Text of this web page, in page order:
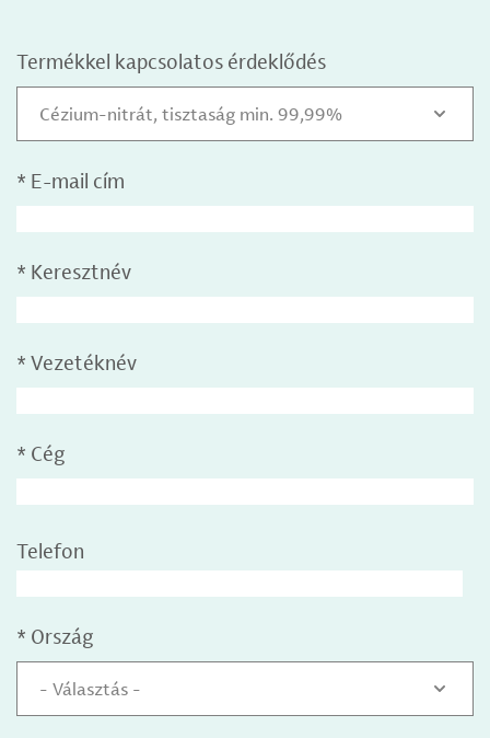
Termékkel kapcsolatos érdeklődés
Cézium-nitrát, tisztaság min. 99,99%
* E-mail cím
* Keresztnév
* Vezetéknév
* Cég
Telefon
* Ország
- Választás -